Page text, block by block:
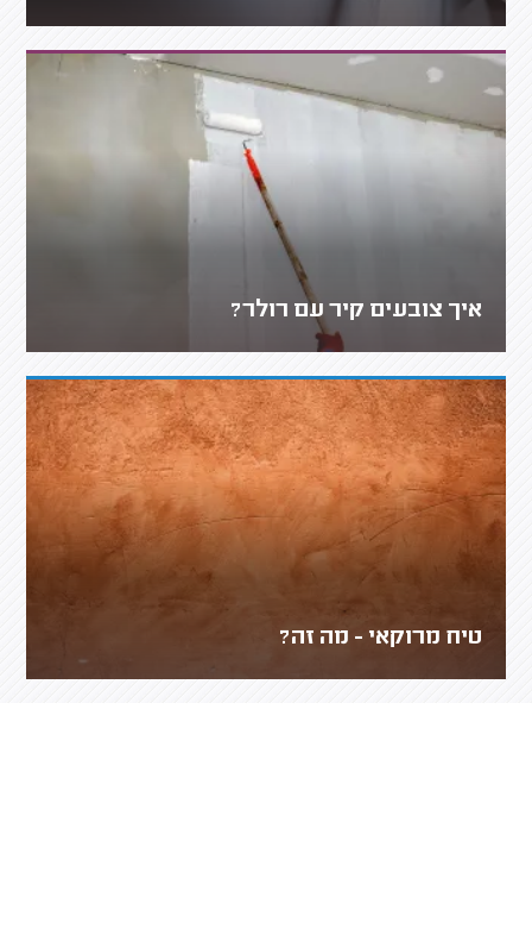
איך צובעים קיר עם רולר?
טיח מרוקאי - מה זה?